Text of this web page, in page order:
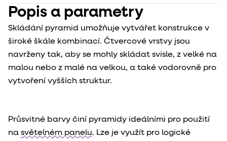
Popis a parametry
Skládání pyramid umožňuje vytvářet konstrukce v
široké škále kombinací. Čtvercové vrstvy jsou
navrženy tak, aby se mohly skládat svisle, z velké na
malou nebo z malé na velkou, a také vodorovně pro
vytvoření vyšších struktur.
Průsvitné barvy činí pyramidy ideálními pro použití
na světelném panelu. Lze je využít pro logické